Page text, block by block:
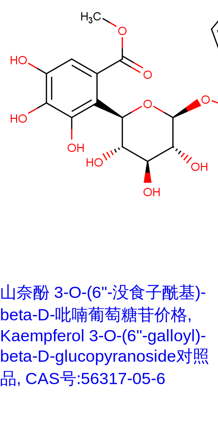
山奈酚 3-O-(6''-没食子酰基)-
beta-D-吡喃葡萄糖苷价格,
Kaempferol 3-O-(6''-galloyl)-
beta-D-glucopyranoside对照
品, CAS号:56317-05-6